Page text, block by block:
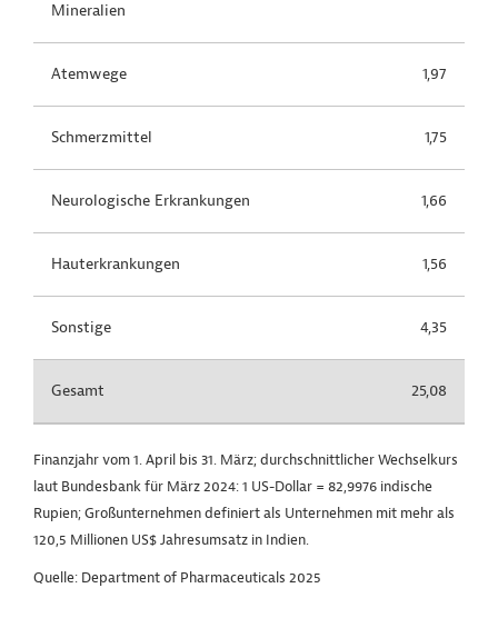
Mineralien
Atemwege 1,97
Schmerzmittel 1,75
Neurologische Erkrankungen 1,66
Hauterkrankungen 1,56
Sonstige 4,35
Gesamt 25,08
Finanzjahr vom 1. April bis 31. März; durchschnittlicher Wechselkurs
laut Bundesbank für März 2024: 1 US-Dollar = 82,9976 indische
Rupien; Großunternehmen definiert als Unternehmen mit mehr als
120,5 Millionen US$ Jahresumsatz in Indien.
Quelle: Department of Pharmaceuticals 2025